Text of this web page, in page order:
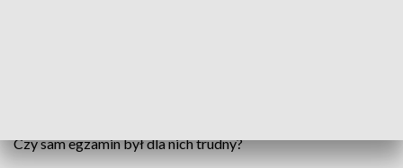
Czy sam egzamin był dla nich trudny?